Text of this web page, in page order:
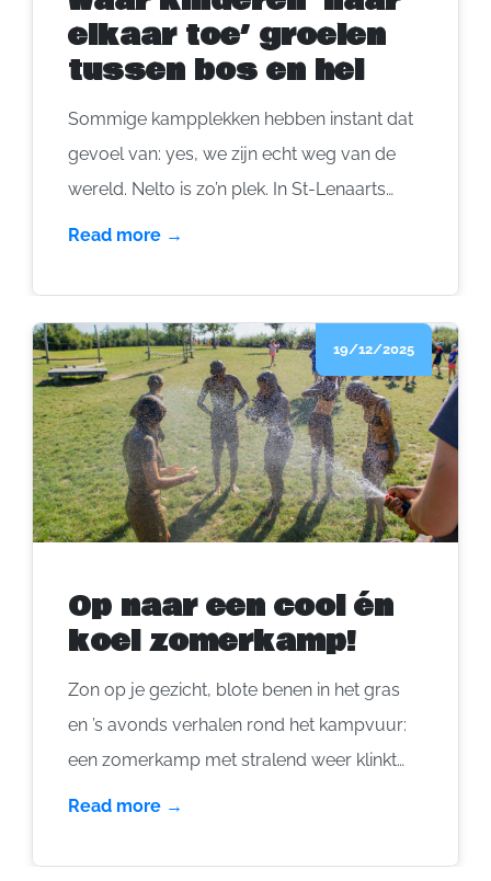
elkaar toe’ groeien
tussen bos en hei
Sommige kampplekken hebben instant dat
gevoel van: yes, we zijn echt weg van de
wereld. Nelto is zo’n plek. In St-Lenaarts
(Brecht), tussen veld en bos, vind je een
het groen, maar wél met het dorp en station
op slechts twee kilometer. Binnen kan je met
90 personen terecht, buiten kan je met
tenten opschalen tot 150 avonturiers.
Zelfkook? Yes. Stralende gezichten? Dubbel
yes.
Read more →
19/12/2025
Op naar een cool én
koel zomerkamp!
Zon op je gezicht, blote benen in het gras
en ’s avonds verhalen rond het kampvuur:
een zomerkamp met stralend weer klinkt
als de droom van elke groep. Maar zodra
ingaat, moeten we het hoofd letterlijk en
Read more →